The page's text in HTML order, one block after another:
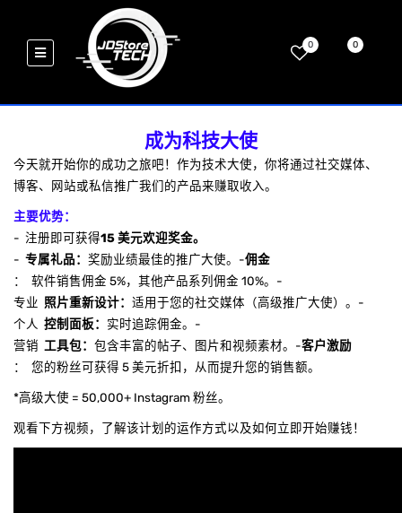
0 0
成为科技大使
今天就开始你的成功之旅吧！作为技术大使，你将通过社交媒体、
博客、网站或私信推广我们的产品来赚取收入。
主要优势：
- 注册即可获得15 美元欢迎奖金。
- 专属礼品： 奖励业绩最佳的推广大使。-佣金
： 软件销售佣金 5%，其他产品系列佣金 10%。-
专业 照片重新设计： 适用于您的社交媒体（高级推广大使）。-
个人 控制面板： 实时追踪佣金。-
营销 工具包： 包含丰富的帖子、图片和视频素材。-客户激励
： 您的粉丝可获得 5 美元折扣，从而提升您的销售额。
*高级大使 = 50,000+ Instagram 粉丝。
观看下方视频，了解该计划的运作方式以及如何立即开始赚钱！